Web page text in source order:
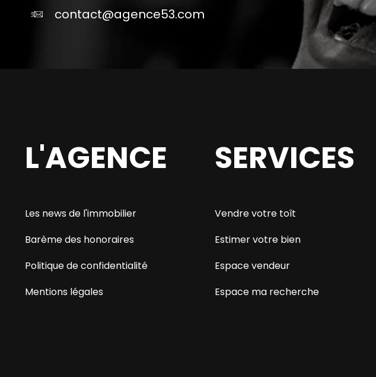
contact@agence53.com
L'AGENCE
Les news de l'immobilier
Barème des honoraires
Politique de confidentialité
Mentions légales
SERVICES
Vendre votre toît
Estimer votre bien
Espace vendeur
Espace ma recherche